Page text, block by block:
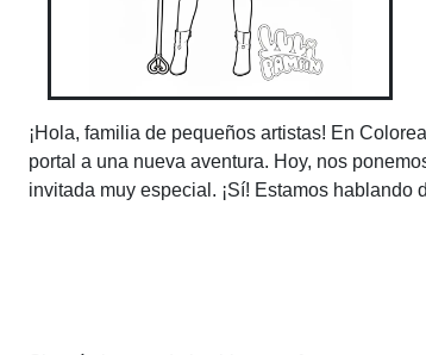
¡Hola, familia de pequeños artistas! En
portal a una nueva aventura. Hoy, nos
invitada muy especial. ¡Sí! Estamos